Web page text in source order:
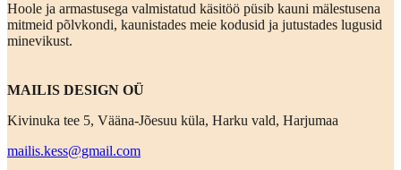
Hoole ja armastusega valmistatud käsitöö püsib kauni mälestusena
mitmeid põlvkondi, kaunistades meie kodusid ja jutustades lugusid
minevikust.
MAILIS DESIGN OÜ
Kivinuka tee 5, Vääna-Jõesuu küla, Harku vald, Harjumaa
mailis.kess@gmail.com